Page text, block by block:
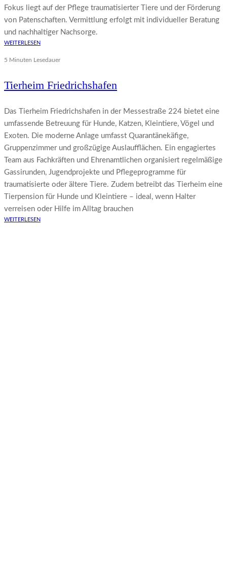
Fokus liegt auf der Pflege traumatisierter Tiere und der Förderung
von Patenschaften. Vermittlung erfolgt mit individueller Beratung
und nachhaltiger Nachsorge.
WEITERLESEN
5 Minuten Lesedauer
Tierheim Friedrichshafen
Das Tierheim Friedrichshafen in der Messestraße 224 bietet eine
umfassende Betreuung für Hunde, Katzen, Kleintiere, Vögel und
Exoten. Die moderne Anlage umfasst Quarantänekäfige,
Gruppenzimmer und großzügige Auslaufflächen. Ein engagiertes
Team aus Fachkräften und Ehrenamtlichen organisiert regelmäßige
Gassirunden, Jugendprojekte und Pflegeprogramme für
traumatisierte oder ältere Tiere. Zudem betreibt das Tierheim eine
Tierpension für Hunde und Kleintiere – ideal, wenn Halter
verreisen oder Hilfe im Alltag brauchen
WEITERLESEN